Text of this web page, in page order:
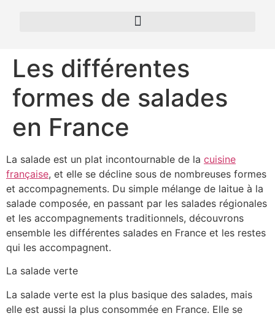
Les différentes
formes de salades
en France
La salade est un plat incontournable de la cuisine
française, et elle se décline sous de nombreuses formes
et accompagnements. Du simple mélange de laitue à la
salade composée, en passant par les salades régionales
et les accompagnements traditionnels, découvrons
ensemble les différentes salades en France et les restes
qui les accompagnent.
La salade verte
La salade verte est la plus basique des salades, mais
elle est aussi la plus consommée en France. Elle se